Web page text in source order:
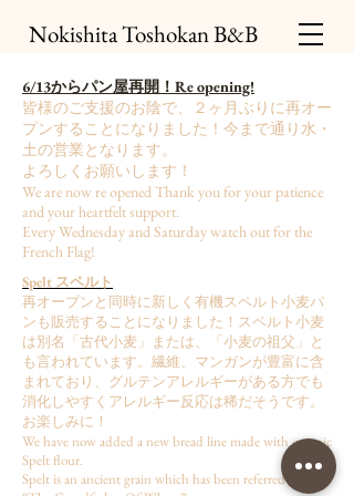
Nokishita Toshokan B&B
6/13からパン屋再開！Re opening!
皆様のご支援のお陰で、２ヶ月ぶりに再オー
プンすることになりました！今まで通り水・
土の営業となります。
よろしくお願いします！
We are now re opened Thank you for your patience
and your heartfelt support.
Every Wednesday and Saturday watch out for the
French Flag!
Spelt スペルト
再オープンと同時に新しく有機スペルト小麦パ
ンも販売することになりました！スペルト小麦
は別名「古代小麦」または、「小麦の祖父」と
も言われています。繊維、マンガンが豊富に含
まれており、グルテンアレルギーがある方でも
消化しやすくアレルギー反応は稀だそうです。
お楽しみに！
We have now added a new bread line made with organic
Spelt flour.
Spelt is an ancient grain which has been referred to as